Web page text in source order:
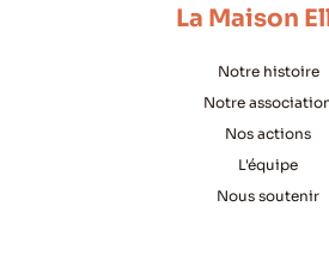
La Maison
Notre histoire
Notre
Nos actions
L'équipe
Nous soutenir